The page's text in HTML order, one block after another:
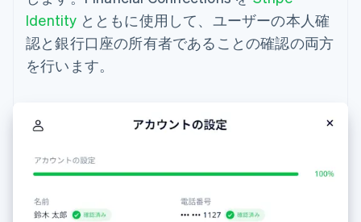
Identity とともに使用して、ユーザーの本人確
認と銀行口座の所有者であることの確認の両方
を行います。